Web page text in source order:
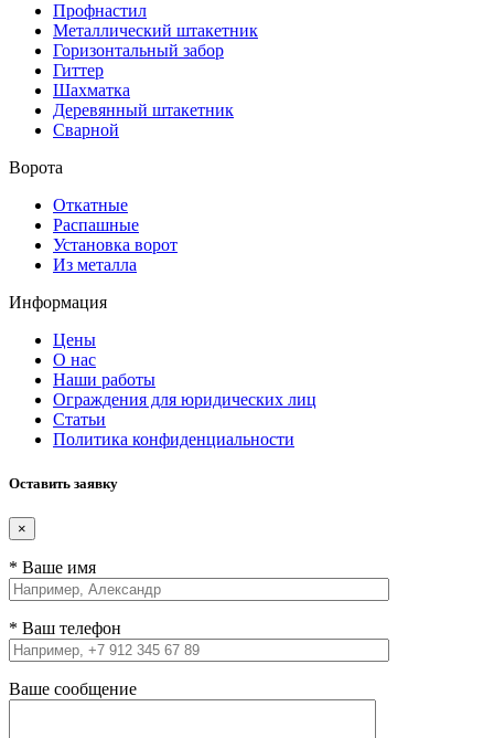
Профнастил
Металлический штакетник
Горизонтальный забор
Гиттер
Шахматка
Деревянный штакетник
Сварной
Ворота
Откатные
Распашные
Установка ворот
Из металла
Информация
Цены
О нас
Наши работы
Ограждения для юридических лиц
Статьи
Политика конфиденциальности
Оставить заявку
×
* Ваше имя
* Ваш телефон
Ваше сообщение